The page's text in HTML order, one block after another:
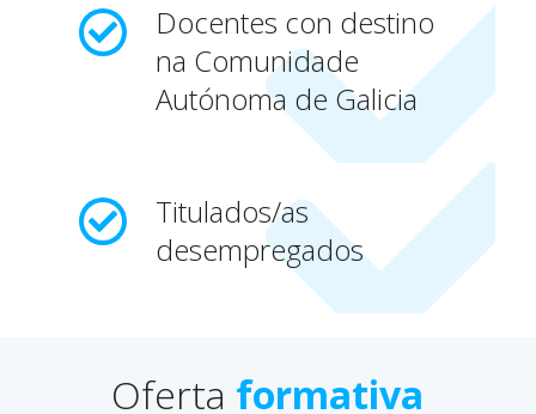
Docentes con destino
na Comunidade
Autónoma de Galicia
Titulados/as
desempregados
Oferta formativa